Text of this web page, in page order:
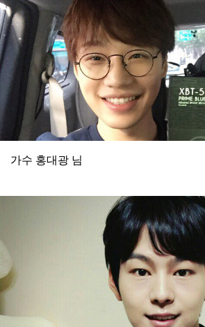
가수 홍대광 님